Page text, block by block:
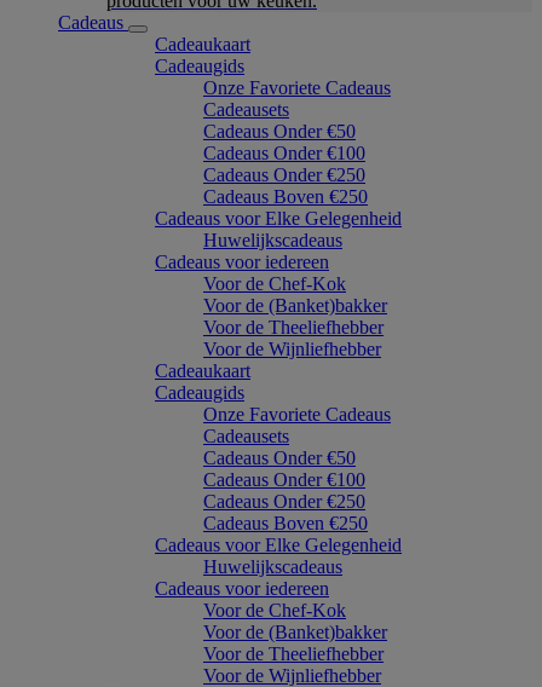
Cadeaus
Cadeaukaart
Cadeaugids
Onze Favoriete Cadeaus
Cadeausets
Cadeaus Onder €50
Cadeaus Onder €100
Cadeaus Onder €250
Cadeaus Boven €250
Cadeaus voor Elke Gelegenheid
Huwelijkscadeaus
Cadeaus voor iedereen
Voor de Chef-Kok
Voor de (Banket)bakker
Voor de Theeliefhebber
Voor de Wijnliefhebber
Cadeaukaart
Cadeaugids
Onze Favoriete Cadeaus
Cadeausets
Cadeaus Onder €50
Cadeaus Onder €100
Cadeaus Onder €250
Cadeaus Boven €250
Cadeaus voor Elke Gelegenheid
Huwelijkscadeaus
Cadeaus voor iedereen
Voor de Chef-Kok
Voor de (Banket)bakker
Voor de Theeliefhebber
Voor de Wijnliefhebber